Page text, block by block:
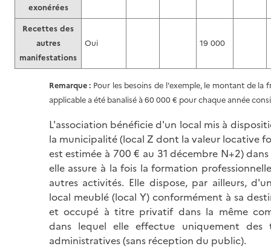
exonérées
Recettes des
autres
manifestations
Oui 19 000
Remarque : Pour les besoins de l'exemple, le montant de la
applicable a été banalisé à 60 000 € pour chaque année
L'association bénéficie d'un local mis à
la municipalité (local Z dont la valeur locative
est estimée à 700 € au 31 décembre N+2)
elle assure à la fois la formation
autres activités. Elle dispose, par ailleurs,
local meublé (local Y) conformément à sa
et occupé à titre privatif dans la même
dans lequel elle effectue uniquement des
administratives (sans réception du public).